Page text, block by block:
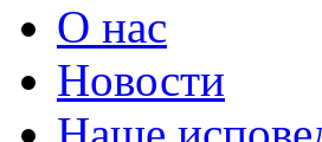
О нас
Новости